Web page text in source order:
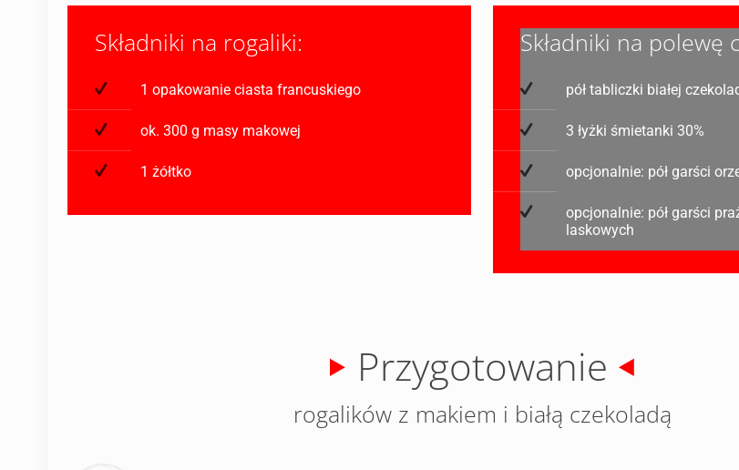
Składniki na rogaliki:
1 opakowanie ciasta francuskiego
ok. 300 g masy makowej
1 żółtko
Składniki na polewę
pół tabliczki białej
3 łyżki śmietanki 30%
opcjonalnie: pół garści
opcjonalnie: pół garści
laskowych
Przygotowanie
rogalików z makiem i białą czekoladą